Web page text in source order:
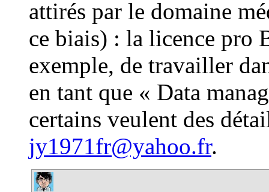
attirés par le domaine
ce biais) : la licence pro
exemple, de travailler
en tant que « Data
certains veulent des
jy1971fr@yahoo.fr.